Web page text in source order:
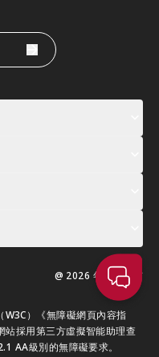
@ 2026 年版權所有
）《無障礙網頁內容指
站採用第三方虛擬智能助理查
AA級別的無障礙要求。